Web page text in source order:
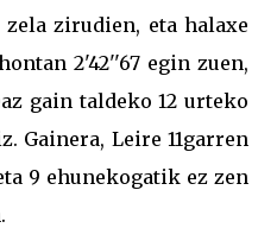
zirudien, eta halaxe
2'42''67 egin zuen,
gain taldeko 12 urteko
Gainera, Leire 11garren
9 ehunekogatik ez zen